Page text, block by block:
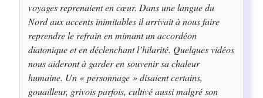
voyages reprenaient en cœur. Dans une langue du
Nord aux accents inimitables il arrivait à nous faire
reprendre le refrain en mimant un accordéon
diatonique et en déclenchant l’hilarité. Quelques vidéos
nous aideront à garder en souvenir sa chaleur
humaine. Un « personnage » disaient certains,
gouailleur, grivois parfois, cultivé aussi malgré son